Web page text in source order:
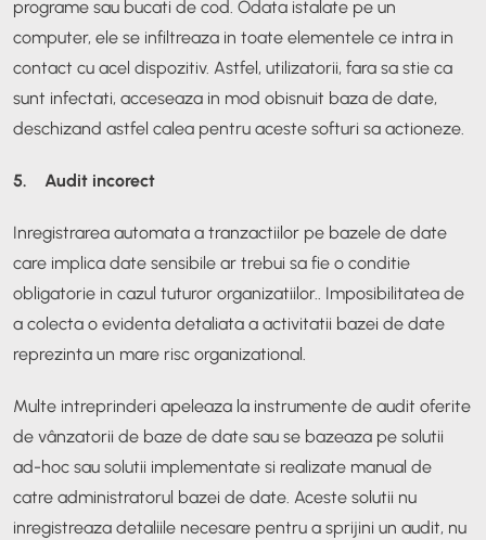
programe sau bucati de cod. Odata istalate pe un
computer, ele se infiltreaza in toate elementele ce intra in
contact cu acel dispozitiv. Astfel, utilizatorii, fara sa stie ca
sunt infectati, acceseaza in mod obisnuit baza de date,
deschizand astfel calea pentru aceste softuri sa actioneze.
5. Audit incorect
Inregistrarea automata a tranzactiilor pe bazele de date
care implica date sensibile ar trebui sa fie o conditie
obligatorie in cazul tuturor organizatiilor.. Imposibilitatea de
a colecta o evidenta detaliata a activitatii bazei de date
reprezinta un mare risc organizational.
Multe intreprinderi apeleaza la instrumente de audit oferite
de vânzatorii de baze de date sau se bazeaza pe solutii
ad-hoc sau solutii implementate si realizate manual de
catre administratorul bazei de date. Aceste solutii nu
inregistreaza detaliile necesare pentru a sprijini un audit, nu